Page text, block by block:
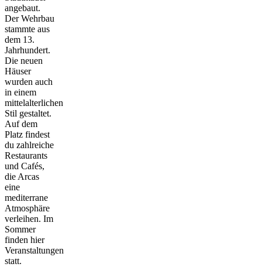
angebaut.
Der Wehrbau
stammte aus
dem 13.
Jahrhundert.
Die neuen
Häuser
wurden auch
in einem
mittelalterlichen
Stil gestaltet.
Auf dem
Platz findest
du zahlreiche
Restaurants
und Cafés,
die Arcas
eine
mediterrane
Atmosphäre
verleihen. Im
Sommer
finden hier
Veranstaltungen
statt.